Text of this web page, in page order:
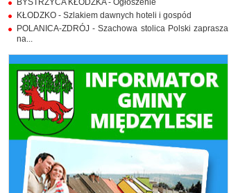
BYSTRZYCA KŁODZKA - Ogłoszenie
KŁODZKO - Szlakiem dawnych hoteli i gospód
POLANICA-ZDRÓJ - Szachowa stolica Polski zaprasza
na...